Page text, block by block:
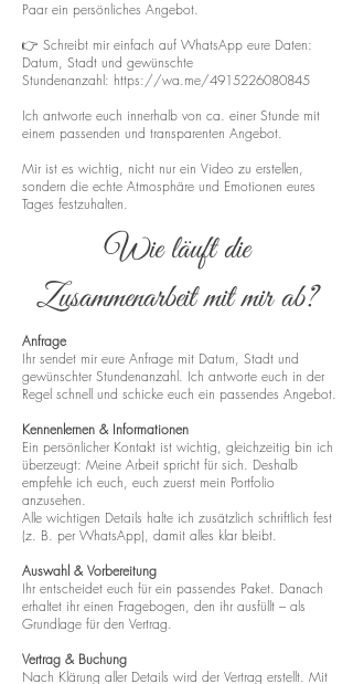
Paar ein persönliches Angebot.
👉 Schreibt mir einfach auf WhatsApp eure Daten:
Datum, Stadt und gewünschte
Stundenanzahl: https://wa.me/4915226080845
Ich antworte euch innerhalb von ca. einer Stunde mit
einem passenden und transparenten Angebot.
Mir ist es wichtig, nicht nur ein Video zu erstellen,
sondern die echte Atmosphäre und Emotionen eures
Tages festzuhalten.
Wie läuft die
Zusammenarbeit mit mir ab?
Anfrage
Ihr sendet mir eure Anfrage mit Datum, Stadt und
gewünschter Stundenanzahl. Ich antworte euch in der
Regel schnell und schicke euch ein passendes Angebot.
Kennenlernen & Informationen
Ein persönlicher Kontakt ist wichtig, gleichzeitig bin ich
überzeugt: Meine Arbeit spricht für sich. Deshalb
empfehle ich euch, euch zuerst mein Portfolio
anzusehen.
Alle wichtigen Details halte ich zusätzlich schriftlich fest
(z. B. per WhatsApp), damit alles klar bleibt.
Auswahl & Vorbereitung
Ihr entscheidet euch für ein passendes Paket. Danach
erhaltet ihr einen Fragebogen, den ihr ausfüllt – als
Grundlage für den Vertrag.
Vertrag & Buchung
Nach Klärung aller Details wird der Vertrag erstellt. Mit